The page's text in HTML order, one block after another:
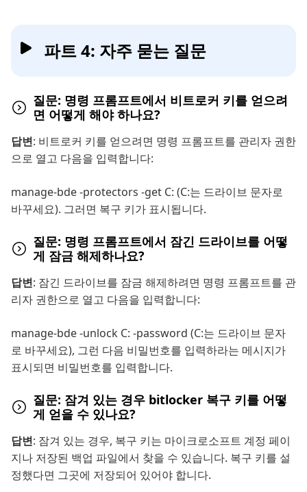
파트 4: 자주 묻는 질문
질문: 명령 프롬프트에서 비트로커 키를 얻으려
면 어떻게 해야 하나요?
답변: 비트로커 키를 얻으려면 명령 프롬프트를 관리자 권한
으로 열고 다음을 입력합니다:
manage-bde -protectors -get C: (C:는 드라이브 문자로
바꾸세요). 그러면 복구 키가 표시됩니다.
질문: 명령 프롬프트에서 잠긴 드라이브를 어떻
게 잠금 해제하나요?
답변: 잠긴 드라이브를 잠금 해제하려면 명령 프롬프트를 관
리자 권한으로 열고 다음을 입력합니다:
manage-bde -unlock C: -password (C:는 드라이브 문자
로 바꾸세요), 그런 다음 비밀번호를 입력하라는 메시지가
표시되면 비밀번호를 입력합니다.
질문: 잠겨 있는 경우 bitlocker 복구 키를 어떻
게 얻을 수 있나요?
답변: 잠겨 있는 경우, 복구 키는 마이크로소프트 계정 페이
지나 저장된 백업 파일에서 찾을 수 있습니다. 복구 키를 설
정했다면 그곳에 저장되어 있어야 합니다.